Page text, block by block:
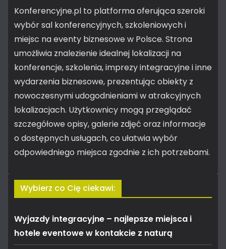
Konferencyjne.pl to platforma oferująca szeroki
wybór sal konferencyjnych, szkoleniowych i
miejsc na eventy biznesowe w Polsce. Strona
umożliwia znalezienie idealnej lokalizacji na
konferencje, szkolenia, imprezy integracyjne i inne
wydarzenia biznesowe, prezentując obiekty z
nowoczesnymi udogodnieniami w atrakcyjnych
lokalizacjach. Użytkownicy mogą przeglądać
szczegółowe opisy, galerie zdjęć oraz informacje
o dostępnych usługach, co ułatwia wybór
odpowiedniego miejsca zgodnie z ich potrzebami.
Wybierz co Cię ciekawi:
Wyjazdy integracyjne – najlepsze miejsca i
hotele eventowe w kontakcie z naturą